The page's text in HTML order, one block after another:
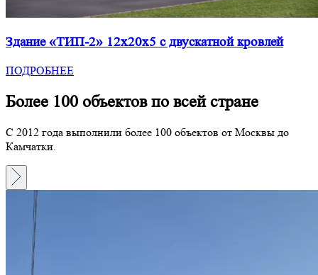
Здание «ТИП-2» 12x20x5 с двускатной кровлей
ПОДРОБНЕЕ
Более 100 объектов по всей стране
С 2012 года выполнили более 100 объектов от Москвы до
Камчатки.